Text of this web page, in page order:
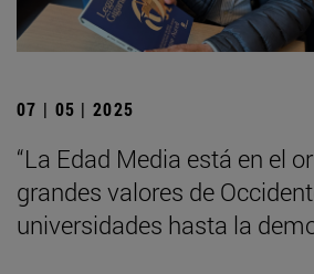
07 | 05 | 2025
“La Edad Media está en el
grandes valores de
universidades hasta la